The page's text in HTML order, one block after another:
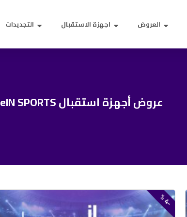
العروض اجهزة الاستقبال التجديدات
عروض أجهزة استقبال beIN SPORTS
-
4
%